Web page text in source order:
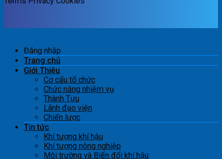
Đăng nhập
Trang chủ
Giới Thiệu
Cơ cấu tổ chức
Chức năng nhiệm vụ
Thành Tựu
Lãnh đạo viện
Chiến lược
Tin tức
Khí tượng khí hậu
Khí tượng nông nghiệp
Môi trường và Biến đổi khí hậu